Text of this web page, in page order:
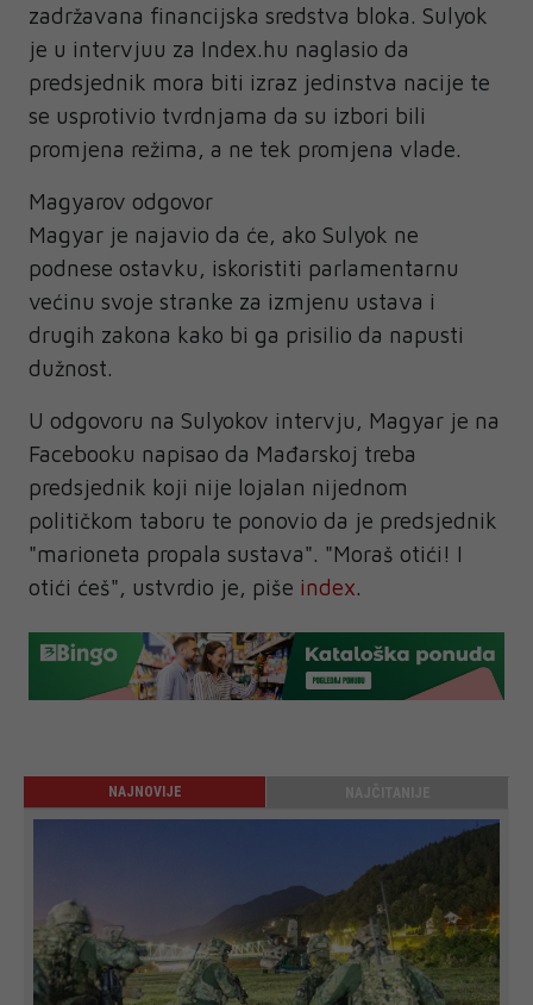
zadržavana financijska sredstva bloka. Sulyok
je u intervjuu za Index.hu naglasio da
predsjednik mora biti izraz jedinstva nacije te
se usprotivio tvrdnjama da su izbori bili
promjena režima, a ne tek promjena vlade.
Magyarov odgovor
Magyar je najavio da će, ako Sulyok ne
podnese ostavku, iskoristiti parlamentarnu
većinu svoje stranke za izmjenu ustava i
drugih zakona kako bi ga prisilio da napusti
dužnost.
U odgovoru na Sulyokov intervju, Magyar je na
Facebooku napisao da Mađarskoj treba
predsjednik koji nije lojalan nijednom
političkom taboru te ponovio da je predsjednik
"marioneta propala sustava". "Moraš otići! I
otići ćeš", ustvrdio je, piše index.
NAJNOVIJE